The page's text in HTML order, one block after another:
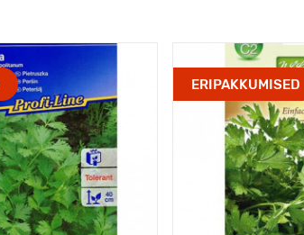
ERIPAKKUMISED